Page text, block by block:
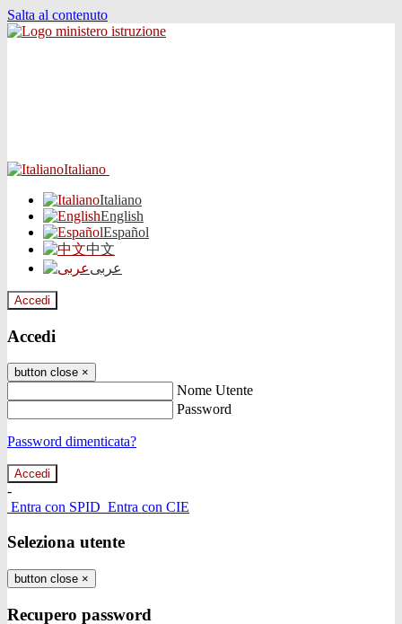
Salta al contenuto
Italiano
Italiano
English
Español
中文
عربى
Accedi
Accedi
button close ×
Nome Utente
Password
Password dimenticata?
-
Entra con SPID Entra con CIE
Seleziona utente
button close ×
Recupero password